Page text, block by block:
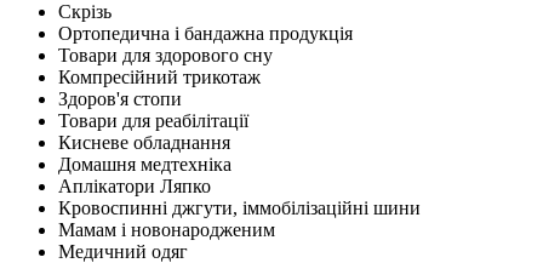
Скрізь
Ортопедична і бандажна продукція
Товари для здорового сну
Компресійний трикотаж
Здоров'я стопи
Товари для реабілітації
Кисневе обладнання
Домашня медтехніка
Аплікатори Ляпко
Кровоспинні джгути, іммобілізаційні шини
Мамам і новонародженим
Медичний одяг